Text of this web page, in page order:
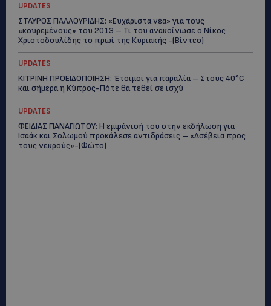
UPDATES
ΣΤΑΥΡΟΣ ΓΙΑΛΛΟΥΡΙΔΗΣ: «Ευχάριστα νέα» για τους
«κουρεμένους» του 2013 – Τι του ανακοίνωσε ο Νίκος
Χριστοδουλίδης το πρωί της Κυριακής -(Βίντεο)
UPDATES
ΚΙΤΡΙΝΗ ΠΡΟΕΙΔΟΠΟΙΗΣΗ: Έτοιμοι για παραλία – Στους 40°C
και σήμερα η Κύπρος-Πότε θα τεθεί σε ισχύ
UPDATES
ΦΕΙΔΙΑΣ ΠΑΝΑΓΙΩΤΟΥ: Η εμφάνισή του στην εκδήλωση για
Ισαάκ και Σολωμού προκάλεσε αντιδράσεις – «Ασέβεια προς
τους νεκρούς»-(Φώτο)